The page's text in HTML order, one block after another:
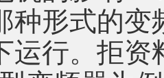
形式的变
运行。拒